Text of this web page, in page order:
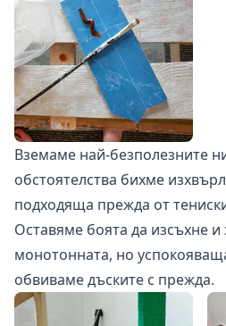
Вземаме най-безполезните
обстоятелства бихме
подходяща прежда от
Оставяме боята да изсъхне
монотонната, но
обвиваме дъските с прежда.